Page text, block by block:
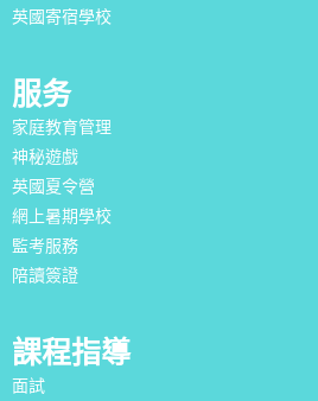
英國寄宿學校
服务
家庭教育管理
神秘遊戲
英國夏令營
網上暑期學校
監考服務
陪讀簽證
課程指導
面試